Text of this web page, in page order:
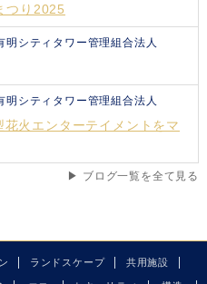
つり2025
明シティタワー管理組合法人
明シティタワー管理組合法人
火エンターテイメントをマ
▶ ブログ一覧を全て見る
ランドスケープ 共用施設